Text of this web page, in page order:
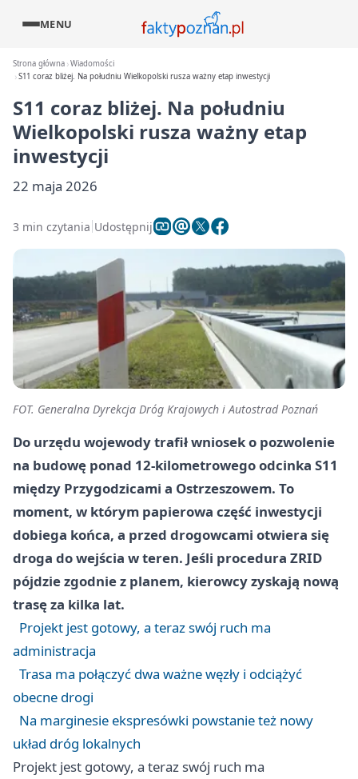
MENU
Strona główna Wiadomości
S11 coraz bliżej. Na południu Wielkopolski rusza ważny etap inwestycji
S11 coraz bliżej. Na południu
Wielkopolski rusza ważny etap
inwestycji
22 maja 2026
3 min czytania Udostępnij
FOT. Generalna Dyrekcja Dróg Krajowych i Autostrad Poznań
Do urzędu wojewody trafił wniosek o pozwolenie
na budowę ponad 12-kilometrowego odcinka S11
między Przygodzicami a Ostrzeszowem. To
moment, w którym papierowa część inwestycji
dobiega końca, a przed drogowcami otwiera się
droga do wejścia w teren. Jeśli procedura ZRID
pójdzie zgodnie z planem, kierowcy zyskają nową
trasę za kilka lat.
Projekt jest gotowy, a teraz swój ruch ma
administracja
Trasa ma połączyć dwa ważne węzły i odciążyć
obecne drogi
Na marginesie ekspresówki powstanie też nowy
układ dróg lokalnych
Projekt jest gotowy, a teraz swój ruch ma